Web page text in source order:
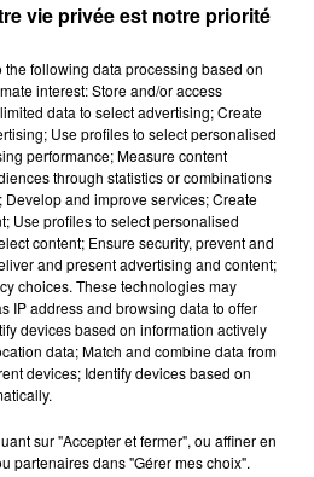
DE REIMS FERME
du centre-ville
est contraint de
11h41
11h41
vie privée est notre priorité
the following data processing based on
interest: Store and/or access
data to select advertising; Create
Use profiles to select personalised
performance; Measure content
through statistics or combinations
Develop and improve services; Create
Use profiles to select personalised
content; Ensure security, prevent and
and present advertising and content;
choices. These technologies may
IP address and browsing data to offer
devices based on information actively
data; Match and combine data from
devices; Identify devices based on
sur "Accepter et fermer", ou affiner en
partenaires dans "Gérer mes choix".